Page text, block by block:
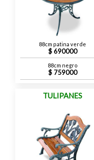
88cm patina verde
690000
88cm negro
759000
TULIPANES